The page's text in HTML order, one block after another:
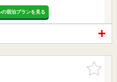
宿泊プランを見る
お気に入
りに追加